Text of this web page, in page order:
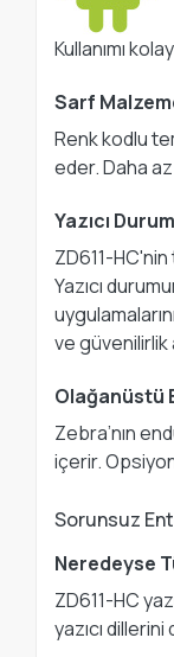
Kullanımı
Sarf
Renk kodlu
eder. Daha
Yazıcı
ZD611-
Yazıcı
ve güvenilirlik
Olağanüstü
Zebra’nın
içerir.
Sorunsuz
Neredeyse
ZD611-HC
yazıcı